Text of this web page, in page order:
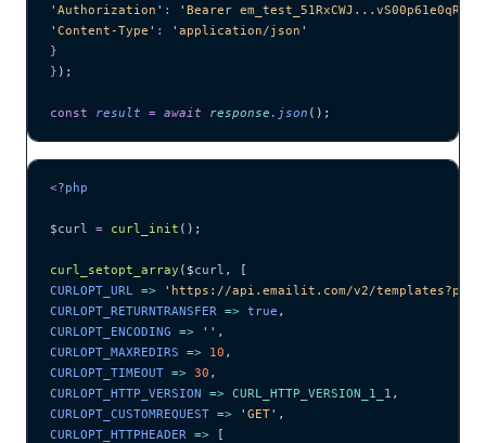
' Authorization ' : ' Bearer em_test_51RxCWJ...vS00p61e0qRE
' Content-Type ' : ' application/json '
}
} );
const result = await response . json ();
<?php
$curl = curl_init ();
curl_setopt_array ($curl ,
[
CURLOPT_URL => ' https://api.emailit.com/v2/
CURLOPT_RETURNTRANSFER => true ,
CURLOPT_ENCODING => '' ,
CURLOPT_MAXREDIRS => 10 ,
CURLOPT_TIMEOUT => 30 ,
CURLOPT_HTTP_VERSION => CURL_HTTP_VERSION_1_1 ,
CURLOPT_CUSTOMREQUEST => ' GET' ,
CURLOPT_HTTPHEADER => [